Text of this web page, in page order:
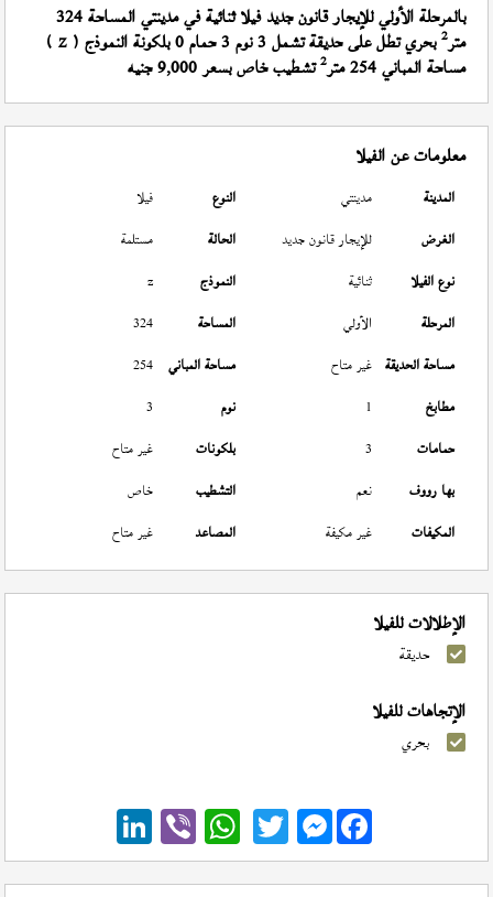
بالمرحلة الأولي للإيجار قانون جديد فيلا ثنائية في مدينتي المساحة 324
متر2بحري تطل على حديقة تشمل 3 نوم 3 حمام 0 بلكونة النموذج ( Z
)
مساحة المباني 254 متر 2تشطيب خاص بسعر 9,000 جنيه
معلومات عن الفيلا
المدينة مدينتي النوع
فيلا
الغرض
للإيجار قانون جديد الحالة
مستلمة
نوع الفيلا
ثنائية النموذج
z
المرحلة
الأولي المساحة
324
مساحة الحديقة غير متاح مساحة المباني 254
مطابخ
1 نوم
3
حمامات
3 بلكونات
غير متاح
بها رووف
نعم التشطيب
خاص
المكيفات
غير مكيفة المصاعد غير متاح
الإطلالات للفيلا
حديقة
الإتجاهات للفيلا
بحري
Messenger